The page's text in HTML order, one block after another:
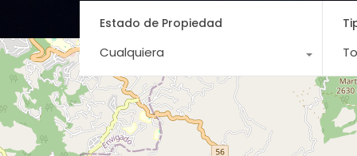
Estado de Propiedad
Cualquiera